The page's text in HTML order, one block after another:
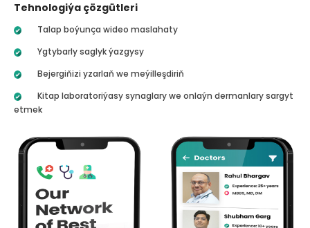
Tehnologiýa çözgütleri
Talap boýunça wideo maslahaty
Ygtybarly saglyk ýazgysy
Bejergiňizi yzarlaň we meýilleşdiriň
Kitap laboratoriýasy synaglary we onlaýn dermanlary sargyt
etmek